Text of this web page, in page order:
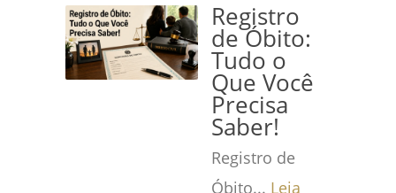
Registro
de Óbito:
Tudo o
Que Você
Precisa
Saber!
Registro de
Óbito... Leia